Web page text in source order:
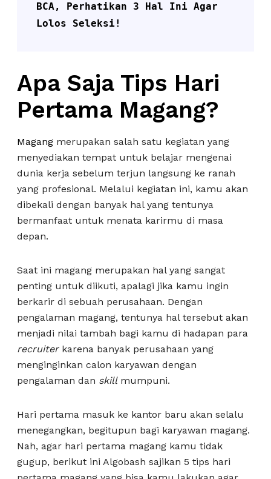
BCA, Perhatikan 3 Hal Ini Agar
Lolos Seleksi!
Apa Saja Tips Hari
Pertama Magang?
Magang merupakan salah satu kegiatan yang
menyediakan tempat untuk belajar mengenai
dunia kerja sebelum terjun langsung ke ranah
yang profesional. Melalui kegiatan ini, kamu akan
dibekali dengan banyak hal yang tentunya
bermanfaat untuk menata karirmu di masa
depan.
Saat ini magang merupakan hal yang sangat
penting untuk diikuti, apalagi jika kamu ingin
berkarir di sebuah perusahaan. Dengan
pengalaman magang, tentunya hal tersebut akan
menjadi nilai tambah bagi kamu di hadapan para
recruiterkarena banyak perusahaan yang
menginginkan calon karyawan dengan
pengalaman dan skillmumpuni.
Hari pertama masuk ke kantor baru akan selalu
menegangkan, begitupun bagi karyawan magang.
Nah, agar hari pertama magang kamu tidak
gugup, berikut ini Algobash sajikan 5 tips hari